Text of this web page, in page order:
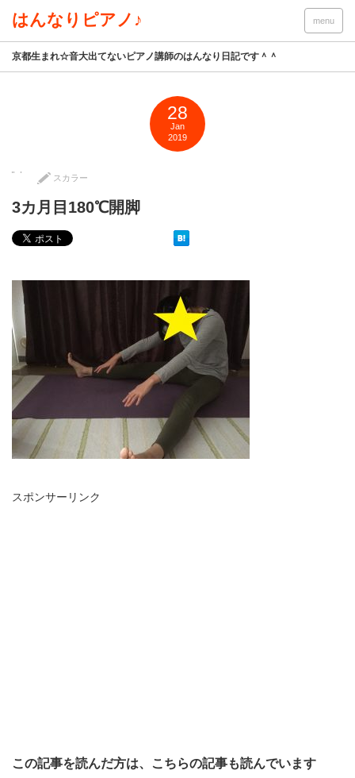
はんなりピアノ♪ menu
京都生まれ☆音大出てないピアノ講師のはんなり日記です＾＾
28
Jan
2019
スカラー
3カ月目180℃開脚
スポンサーリンク
この記事を読んだ方は、こちらの記事も読んでいます